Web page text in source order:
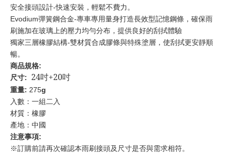
安全接頭設計-快速安裝，輕鬆不費力。
Evodium彈簧鋼合金-專車專用量身打造長效型記憶鋼條，確保雨
刷施加在玻璃上的壓力均勻分布，提供良好的刮拭體驗
獨家三層橡膠結構-雙材質合成膠條與特殊塗層，使刮拭更安靜順
暢。
商品規格:
尺寸: 24吋+20吋
重量: 275g
入數：一組二入
材質：橡膠
產地：中國
注意事項:
※訂購前請再次確認本雨刷接頭及尺寸是否與需求相符。